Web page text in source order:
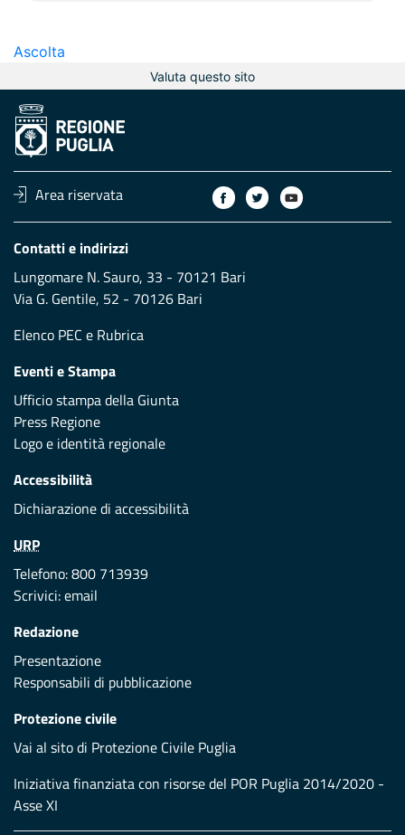
Ascolta
Valuta questo sito
Area riservata
Contatti e indirizzi
Lungomare N. Sauro, 33 - 70121 Bari
Via G. Gentile, 52 - 70126 Bari
Elenco PEC e Rubrica
Eventi e Stampa
Ufficio stampa della Giunta
Press Regione
Logo e identità regionale
Accessibilità
Dichiarazione di accessibilità
URP
Telefono: 800 713939
Scrivici:email
Redazione
Presentazione
Responsabili di pubblicazione
Protezione civile
Vai al sito di Protezione Civile Puglia
Iniziativa finanziata con risorse del POR Puglia 2014/2020 -
Asse XI